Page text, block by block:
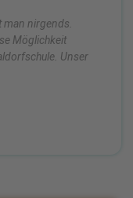
man nirgends.
Möglichkeit
Unser